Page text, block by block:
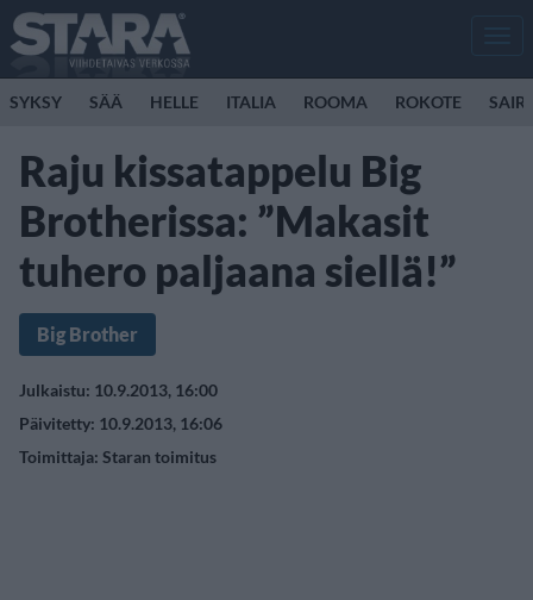
SYKSY SÄÄ HELLE ITALIA ROOMA ROKOTE
Raju kissatappelu Big
Brotherissa: ”Makasit
tuhero paljaana siellä!”
Big Brother
Julkaistu: 10.9.2013, 16:00
Päivitetty: 10.9.2013, 16:06
Toimittaja: Staran toimitus